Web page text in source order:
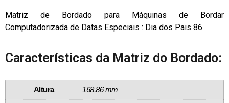
Matriz de Bordado para Máquinas de Bordar
Computadorizada de Datas Especiais : Dia dos Pais 86
Características da Matriz do Bordado:
Altura 168,86 mm